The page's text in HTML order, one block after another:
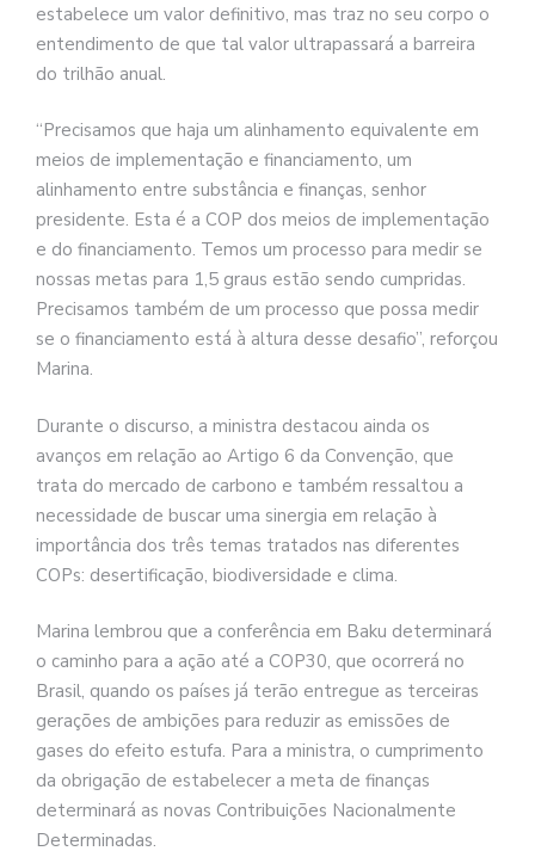
estabelece um valor definitivo, mas traz no seu corpo o
entendimento de que tal valor ultrapassará a barreira
do trilhão anual.
“Precisamos que haja um alinhamento equivalente em
meios de implementação e financiamento, um
alinhamento entre substância e finanças, senhor
presidente. Esta é a COP dos meios de implementação
e do financiamento. Temos um processo para medir se
nossas metas para 1,5 graus estão sendo cumpridas.
Precisamos também de um processo que possa medir
se o financiamento está à altura desse desafio”, reforçou
Marina.
Durante o discurso, a ministra destacou ainda os
avanços em relação ao Artigo 6 da Convenção, que
trata do mercado de carbono e também ressaltou a
necessidade de buscar uma sinergia em relação à
importância dos três temas tratados nas diferentes
COPs: desertificação, biodiversidade e clima.
Marina lembrou que a conferência em Baku determinará
o caminho para a ação até a COP30, que ocorrerá no
Brasil, quando os países já terão entregue as terceiras
gerações de ambições para reduzir as emissões de
gases do efeito estufa. Para a ministra, o cumprimento
da obrigação de estabelecer a meta de finanças
determinará as novas Contribuições Nacionalmente
Determinadas.